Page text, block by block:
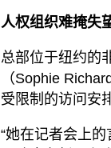
人权组织难掩失
总部位于纽约的
（Sophie
受限制的访问安
“她在记者会上